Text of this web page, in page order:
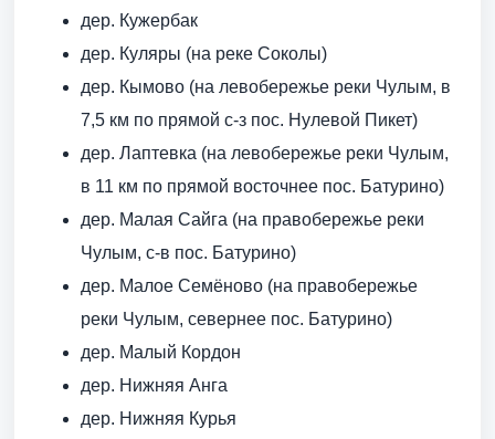
дер. Кужербак
дер. Куляры (на реке Соколы)
дер. Кымово (на левобережье реки Чулым, в
7,5 км по прямой с-з пос. Нулевой Пикет)
дер. Лаптевка (на левобережье реки Чулым,
в 11 км по прямой восточнее пос. Батурино)
дер. Малая Сайга (на правобережье реки
Чулым, с-в пос. Батурино)
дер. Малое Семёново (на правобережье
реки Чулым, севернее пос. Батурино)
дер. Малый Кордон
дер. Нижняя Анга
дер. Нижняя Курья